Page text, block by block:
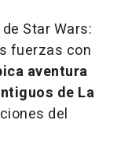
Star Wars:
fuerzas con
aventura
de La
del